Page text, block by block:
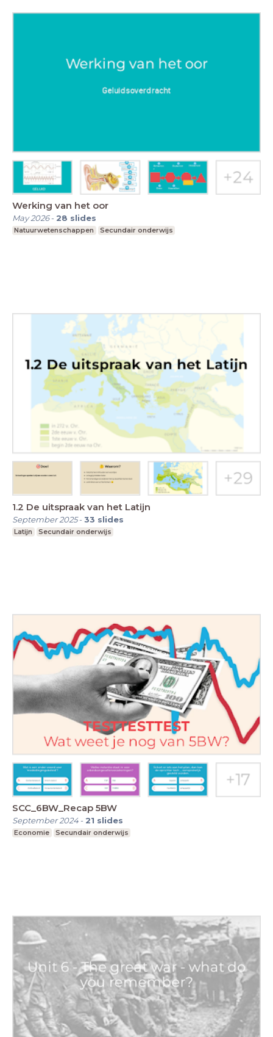
Werking van het oor
May 2026- 28 slides
Natuurwetenschappen Secundair onderwijs
1.2 De uitspraak van het Latijn
September 2025-33 slides
Latijn Secundair onderwijs
SCC_6BW_Recap 5BW
September 2024- 21 slides
Economie Secundair onderwijs